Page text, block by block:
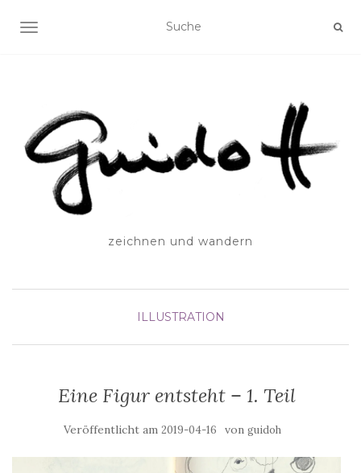
SCHALTE NAVIGATION
zeichnen und wandern
ILLUSTRATION
Eine Figur entsteht – 1. Teil
Veröffentlicht am 2019-04-16 von guidoh